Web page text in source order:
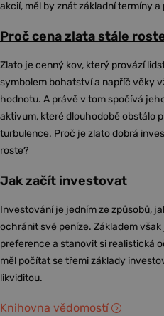
akcií, měl by znát základní termíny a
Proč cena zlata stále
Zlato je cenný kov, který provází
symbolem bohatství a napříč věky
hodnotu. A právě v tom spočívá
aktivum, které dlouhodobě obstálo
turbulence. Proč je zlato dobrá
roste?
Jak začít investovat
Investování je jedním ze způsobů,
ochránit své peníze. Základem
preference a stanovit si realistická
měl počítat se třemi základy
likviditou.
Knihovna vědomostí